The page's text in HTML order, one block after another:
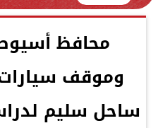
محافظ
وموقف
ساحل سليم